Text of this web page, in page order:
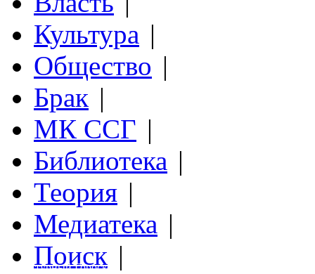
Культура |
Общество |
Брак |
МК ССГ |
Библиотека |
Теория |
Медиатека |
Поиск |
Структурный Гороскоп